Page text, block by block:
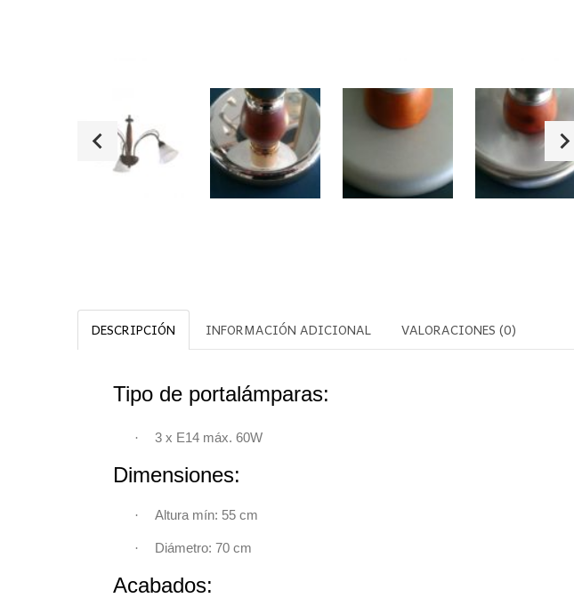
DESCRIPCIÓN INFORMACIÓN ADICIONAL VALORACIONES (0)
Tipo de portalámparas:
· 3 x E14 máx. 60W
Dimensiones:
· Altura mín: 55 cm
· Diámetro: 70 cm
Acabados: